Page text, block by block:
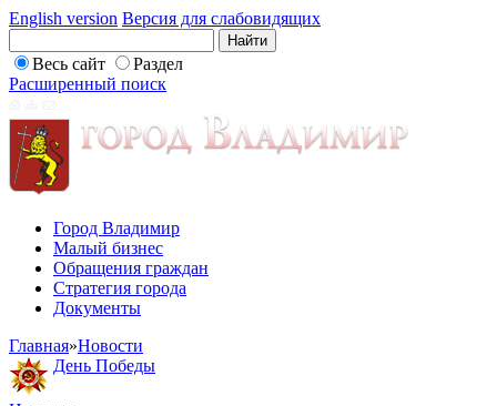
English version Версия для слабовидящих
Весь сайт
Раздел
Расширенный поиск
Город Владимир
Малый бизнес
Обращения граждан
Стратегия города
Документы
Главная»Новости
День Победы